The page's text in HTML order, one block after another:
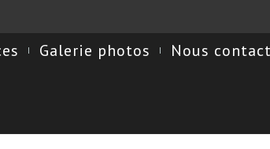
Galerie photos Nous